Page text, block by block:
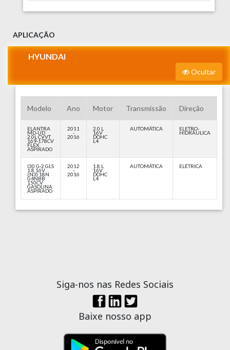
APLICAÇÃO
HYUNDAI
Ocultar
Modelo Ano Motor Transmissão Direção
ELANTRA
MD-UD
2.0L CVVT
169-178CV
FLEX
ASPIRADO
2011
-
2016
2.0 L
16V
DOHC
L4
AUTOMÁTICA ELETRO-
HIDRÁULICA
I30 G-2 GLS
1.8 16V
(N3) 18N
G4NBB
150CV
GASOLINA
ASPIRADO
2012
-
2016
1.8 L
16V
DOHC
L4
AUTOMÁTICA ELÉTRICA
Siga-nos nas Redes Sociais
Baixe nosso app